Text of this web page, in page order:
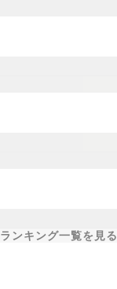
ランキング一覧を見る